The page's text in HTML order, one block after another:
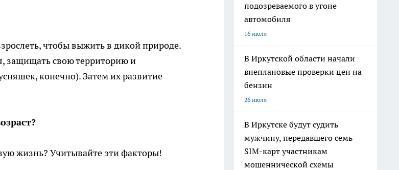
чтобы выжить в дикой природе.
защищать свою территорию и
конечно). Затем их развитие
жизнь? Учитывайте эти факторы!
подозреваемого в угоне
автомобиля
16 июля
В Иркутской области начали
внеплановые проверки цен на
бензин
26 июля
В Иркутске будут судить
мужчину, передавшего семь
SIM-карт участникам
мошеннической схемы